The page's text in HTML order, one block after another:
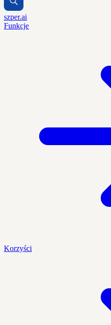
szper.ai
Funkcje
Korzyści